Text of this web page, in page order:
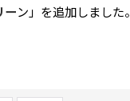
ーン」を追加しました。